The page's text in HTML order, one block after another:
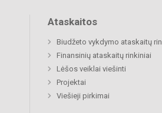
Ataskaitos
Biudžeto vykdymo ataskaitų
Finansinių ataskaitų rinkiniai
Lėšos veiklai viešinti
Projektai
Viešieji pirkimai